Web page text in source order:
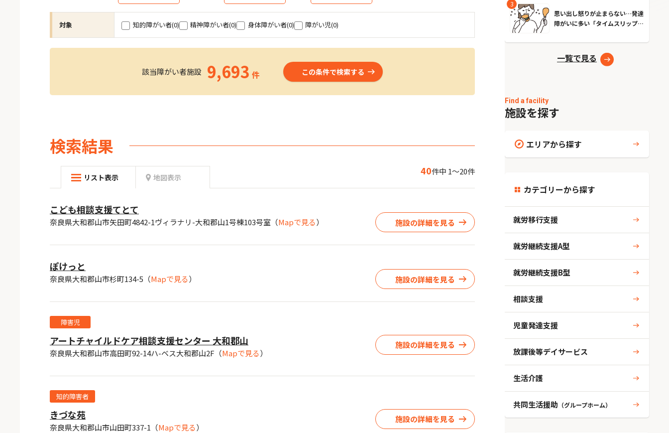
対象 知的障がい者(0) 精神障がい者(0) 身体障がい者(0) 障がい児(0)
該当障がい者施設 9,693 件 この条件で検索する
検索結果
40件中 1～20件
リスト表示 地図表示
こども相談支援てとて
奈良県大和郡山市矢田町4842-1ヴィラナリ-大和郡山1号棟103号室 （Mapで見る） 施設の詳細を見る
ぽけっと
奈良県大和郡山市杉町134-5 （Mapで見る） 施設の詳細を見る
障害児
アートチャイルドケア相談支援センター 大和郡山
奈良県大和郡山市高田町92-14ハ-ベス大和郡山2F （Mapで見る）
施設の詳細を見る
知的障害者
きづな苑
奈良県大和郡山市山田町337-1 （Mapで見る）
施設の詳細を見る
思い出し怒りが止まらない…発達
障がいに多い「タイムスリップ現
一覧で見る
Find a facility
施設を探す
エリアから探す
カテゴリーから探す
就労移行支援
就労継続支援A型
就労継続支援B型
相談支援
児童発達支援
放課後等デイサービス
生活介護
共同生活援助 （グループホーム）